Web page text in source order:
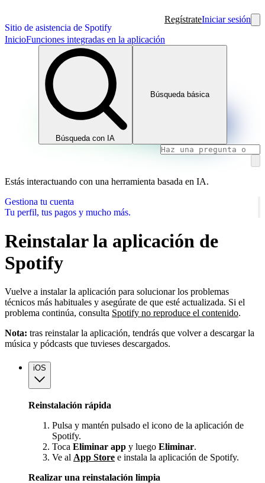
Sitio de asistencia de Spotify
RegístrateIniciar sesión
InicioFunciones integradas en la aplicación
Búsqueda con IA
Búsqueda básica
Estás interactuando con una herramienta basada en IA.
Gestiona tu cuenta
Tu perfil, tus pagos y mucho más.
Reinstalar la aplicación de
Spotify
Vuelve a instalar la aplicación para solucionar los problemas
técnicos más habituales y asegúrate de que esté actualizada. Si el
problema continúa, consulta Spotify no reproduce el contenido.
Nota: tras reinstalar la aplicación, tendrás que volver a descargar la
música y pódcasts que tuvieses descargados.
iOS
Reinstalación rápida
Pulsa y mantén pulsado el icono de la aplicación de
Spotify.
Toca Eliminar app y luego Eliminar.
Ve al App Store e instala la aplicación de Spotify.
Realizar una reinstalación limpia